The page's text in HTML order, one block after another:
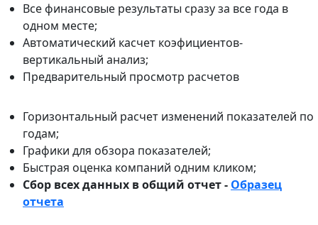
Все финансовые результаты сразу за все года в
одном месте;
Автоматический касчет коэфициентов-
вертикальный анализ;
Предварительный просмотр расчетов
Горизонтальный расчет изменений показателей по
годам;
Графики для обзора показателей;
Быстрая оценка компаний одним кликом;
Сбор всех данных в общий отчет - Образец
отчета